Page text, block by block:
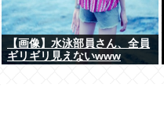
【画像】水泳部員さん、全員
ギリギリ見えないwww